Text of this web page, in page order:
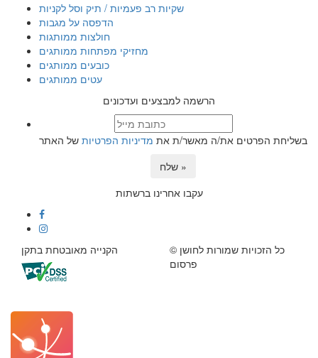
שקיות רב פעמיות / תיק וסל לקניות
הדפסה על מגבות
חולצות ממותגות
מחזיקי מפתחות ממותגים
כובעים ממותגים
עטים ממותגים
הרשמה למבצעים ועדכונים
בשליחת הפרטים את/ה מאשר/ת את מדיניות הפרטיות של האתר
שלח »
עקבו אחרינו ברשתות
© כל הזכויות שמורות לחושן
פרסום
הקנייה מאובטחת בתקן